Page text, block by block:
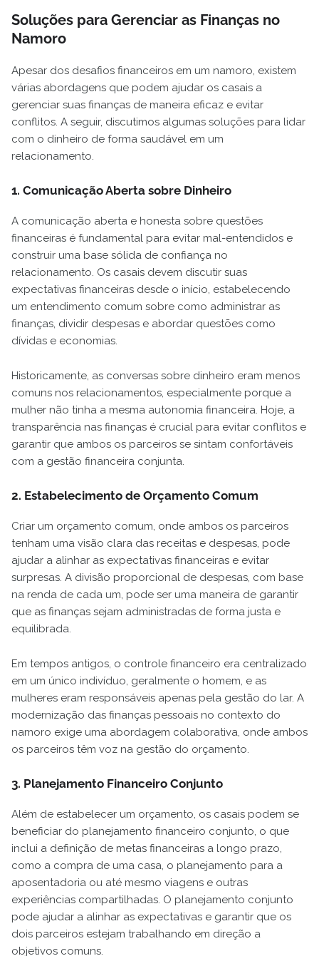
Soluções para Gerenciar as Finanças no
Namoro
Apesar dos desafios financeiros em um namoro, existem
várias abordagens que podem ajudar os casais a
gerenciar suas finanças de maneira eficaz e evitar
conflitos. A seguir, discutimos algumas soluções para lidar
com o dinheiro de forma saudável em um
relacionamento.
1. Comunicação Aberta sobre Dinheiro
A comunicação aberta e honesta sobre questões
financeiras é fundamental para evitar mal-entendidos e
construir uma base sólida de confiança no
relacionamento. Os casais devem discutir suas
expectativas financeiras desde o início, estabelecendo
um entendimento comum sobre como administrar as
finanças, dividir despesas e abordar questões como
dívidas e economias.
Historicamente, as conversas sobre dinheiro eram menos
comuns nos relacionamentos, especialmente porque a
mulher não tinha a mesma autonomia financeira. Hoje, a
transparência nas finanças é crucial para evitar conflitos e
garantir que ambos os parceiros se sintam confortáveis
com a gestão financeira conjunta.
2. Estabelecimento de Orçamento Comum
Criar um orçamento comum, onde ambos os parceiros
tenham uma visão clara das receitas e despesas, pode
ajudar a alinhar as expectativas financeiras e evitar
surpresas. A divisão proporcional de despesas, com base
na renda de cada um, pode ser uma maneira de garantir
que as finanças sejam administradas de forma justa e
equilibrada.
Em tempos antigos, o controle financeiro era centralizado
em um único indivíduo, geralmente o homem, e as
mulheres eram responsáveis apenas pela gestão do lar. A
modernização das finanças pessoais no contexto do
namoro exige uma abordagem colaborativa, onde ambos
os parceiros têm voz na gestão do orçamento.
3. Planejamento Financeiro Conjunto
Além de estabelecer um orçamento, os casais podem se
beneficiar do planejamento financeiro conjunto, o que
inclui a definição de metas financeiras a longo prazo,
como a compra de uma casa, o planejamento para a
aposentadoria ou até mesmo viagens e outras
experiências compartilhadas. O planejamento conjunto
pode ajudar a alinhar as expectativas e garantir que os
dois parceiros estejam trabalhando em direção a
objetivos comuns.